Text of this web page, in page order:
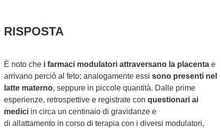
RISPOSTA
È noto che i farmaci modulatori attraversano la placenta e
arrivano perciò al feto; analogamente essi sono presenti nel
latte materno, seppure in piccole quantità. Dalle prime
esperienze, retrospettive e registrate con questionari ai
medici in circa un centinaio di gravidanze e
di allattamento in corso di terapia con i diversi modulatori,